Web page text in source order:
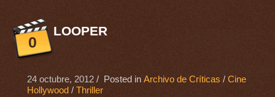
0
LOOPER
24 octubre, 2012/ Posted in Archivo de Críticas / Cine
Hollywood / Thriller